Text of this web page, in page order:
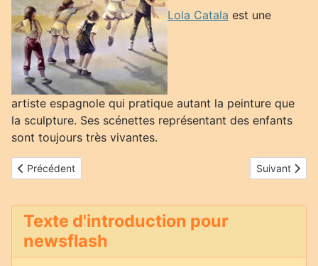
Lola Catala est une
artiste espagnole qui pratique autant la peinture que
la sculpture. Ses scénettes représentant des enfants
sont toujours très vivantes.
Article précédent : Armin Skirde
Précédent Article
Suivant
Texte d'introduction pour
newsflash